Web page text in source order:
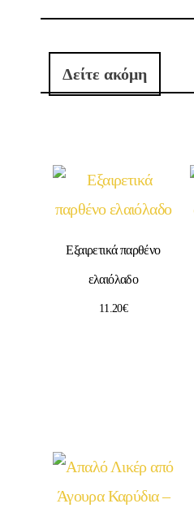
Δείτε ακόμη
Εξαιρετικά παρθένο
ελαιόλαδο
11.20€